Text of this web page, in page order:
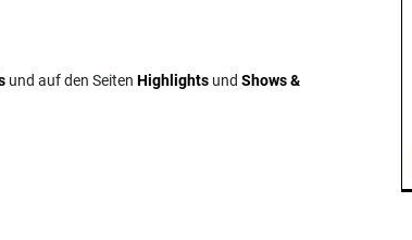
und auf den Seiten Highlights und Shows &